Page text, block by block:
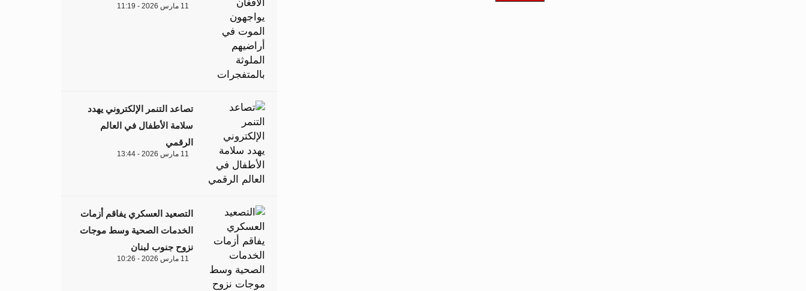
11 مارس 2026 - 11:19
تصاعد التنمر الإلكتروني يهدد
سلامة الأطفال في العالم
الرقمي
11 مارس 2026 - 13:44
التصعيد العسكري يفاقم أزمات
الخدمات الصحية وسط موجات
نزوح جنوب لبنان
11 مارس 2026 - 10:26